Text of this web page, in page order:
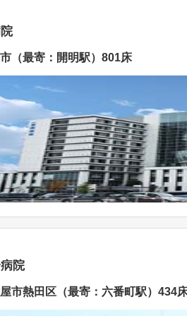
（最寄：開明駅）801床
院
市熱田区（最寄：六番町駅）434